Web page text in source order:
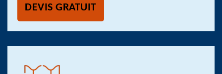
DEVIS GRATUIT